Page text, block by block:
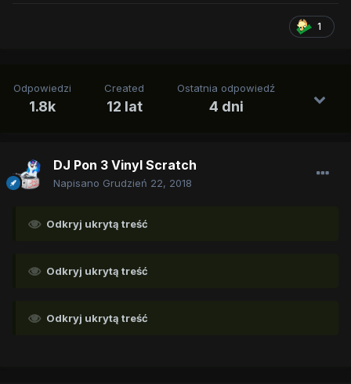
1
Odpowiedzi
1.8k
Created
12 lat
Ostatnia odpowiedź
4 dni
DJ Pon 3 Vinyl Scratch
Napisano Grudzień 22, 2018
Odkryj ukrytą treść
Odkryj ukrytą treść
Odkryj ukrytą treść